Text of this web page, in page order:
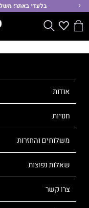
בלעדי באתר! משלוח
הסל
Wishlistחפש
אודות
חנויות
משלוחים והחזרות
שאלות נפוצות
צרו קשר